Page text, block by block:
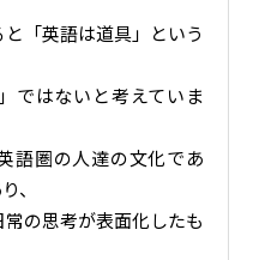
「英語は道具」という
ではないと考えていま
語圏の人達の文化であ
、
の思考が表面化したも